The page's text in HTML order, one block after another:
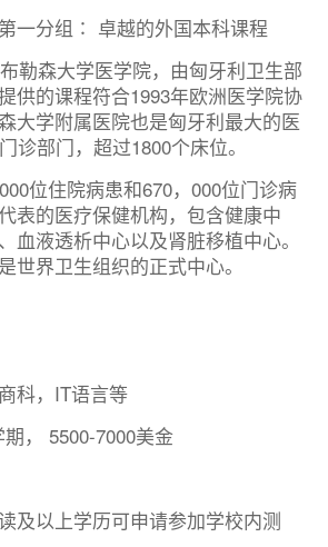
一分组∶ 卓越的外国本科课程
勒森大学医学院，由匈牙利卫生部
供的课程符合1993年欧洲医学院协
大学附属医院也是匈牙利最大的医
诊部门，超过1800个床位。
位住院病患和670，000位门诊病
表的医疗保健机构，包含健康中
血液透析中心以及肾脏移植中心。
世界卫生组织的正式中心。
科，IT语言等
， 5500-7000美金
及以上学历可申请参加学校内测